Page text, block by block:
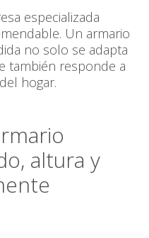
especializada
Un armario
no solo se adapta
también responde a
hogar.
altura y